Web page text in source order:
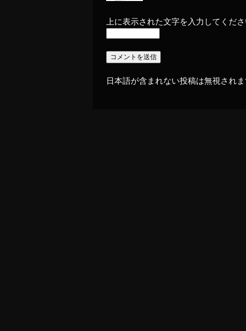
上に表示された文字を入力してくださ
日本語が含まれない投稿は無視され